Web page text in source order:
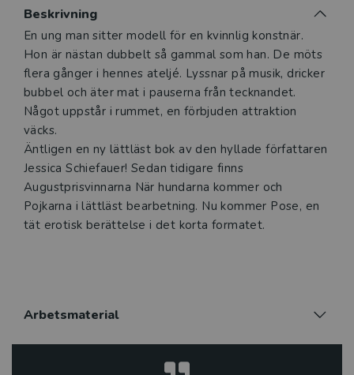
Beskrivning
En ung man sitter modell för en kvinnlig konstnär.
Hon är nästan dubbelt så gammal som han. De möts
flera gånger i hennes ateljé. Lyssnar på musik, dricker
bubbel och äter mat i pauserna från tecknandet.
Något uppstår i rummet, en förbjuden attraktion
väcks.
Äntligen en ny lättläst bok av den hyllade författaren
Jessica Schiefauer! Sedan tidigare finns
Augustprisvinnarna När hundarna kommer och
Pojkarna i lättläst bearbetning. Nu kommer Pose, en
tät erotisk berättelse i det korta formatet.
Arbetsmaterial